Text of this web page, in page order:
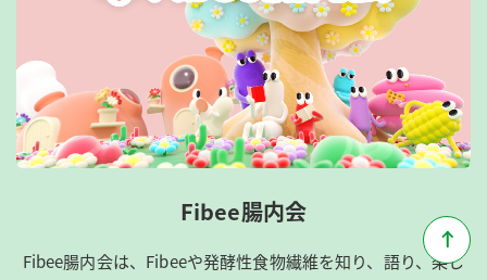
Fibee腸内会
Fibee腸内会は、​Fibeeや発酵性食物繊維を知り、語り、楽し